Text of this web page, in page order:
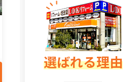
選ばれる理由